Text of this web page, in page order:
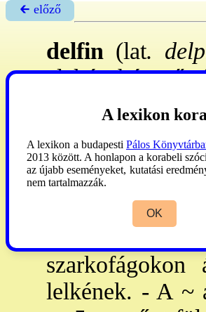
🡰 előző
delfin (lat.
alakú, húsevő
tartották: a
lelkeinek
ezt mondja a
szárazföldiek
kíséretéhez
lelkének. - A ~
A lexikon kora
A lexikon a budapesti Pálos
2013 között. A honlapon a korabeli
az újabb eseményeket, kutatási
nem tartalmazzák.
OK